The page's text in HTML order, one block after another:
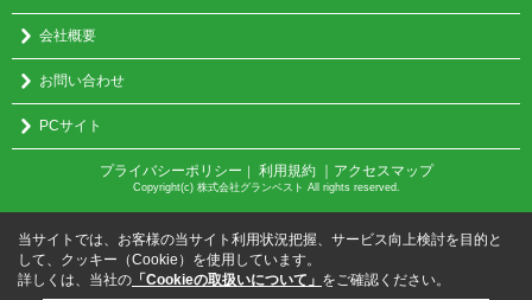
会社概要
お問い合わせ
PCサイト
プライバシーポリシー ｜ 利用規約 ｜アクセスマップ
Copyright(c) 株式会社グランベスト All rights reserved.
当サイトでは、お客様の当サイト利用状況把握、サービス向上検討を目的と
して、クッキー（Cookie）を使用しています。
詳しくは、当社の 「Cookieの取扱いについて」 をご確認ください。